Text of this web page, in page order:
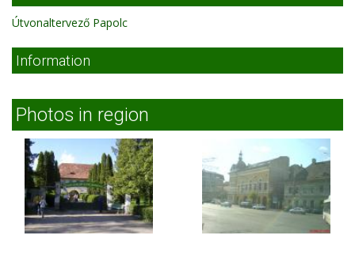
Útvonaltervező Papolc
Information
Photos in region